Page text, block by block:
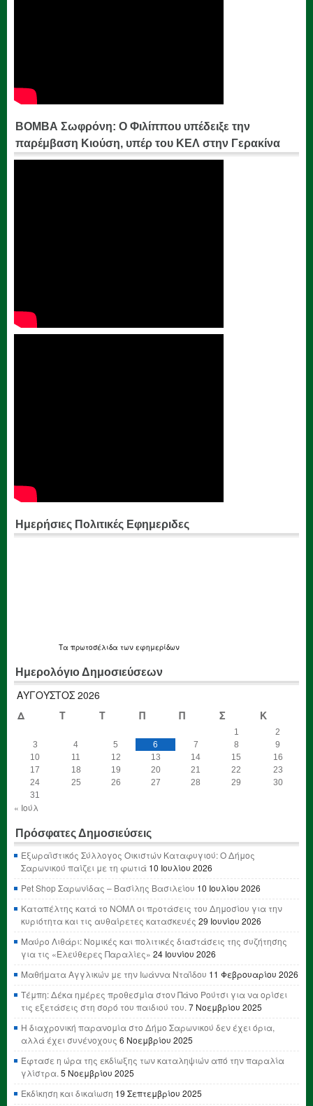
ΒΟΜΒΑ Σωφρόνη: Ο Φιλίππου υπέδειξε την
παρέμβαση Κιούση, υπέρ του ΚΕΛ στην Γερακίνα
Ημερήσιες Πολιτικές Εφημεριδες
Τα πρωτοσέλιδα των εφημερίδων
Ημερολόγιο Δημοσιεύσεων
ΑΎΓΟΥΣΤΟΣ 2026
Δ
Τ Τ Π Π Σ Κ
1
2
3
4 5 6 7 8
9
10
11 12 13 14 15
16
17
18 19 20 21 22
23
24
25 26 27 28 29
30
31
« Ιούλ
Πρόσφατες Δημοσιεύσεις
Εξωραϊστικός Σύλλογος Οικιστών Καταφυγιού: Ο Δήμος
Σαρωνικού παίζει με τη φωτιά 10 Ιουλίου 2026
Pet Shop Σαρωνίδας – Βασίλης Βασιλείου 10 Ιουλίου 2026
Καταπέλτης κατά το ΝΟΜΛ οι προτάσεις του Δημοσίου για την
κυριότητα και τις αυθαίρετες κατασκευές 29 Ιουνίου 2026
Μαύρο Λιθάρι: Νομικές και πολιτικές διαστάσεις της συζήτησης
για τις «Ελεύθερες Παραλίες» 24 Ιουνίου 2026
Μαθήματα Αγγλικών με την Ιωάννα Νταΐδου 11 Φεβρουαρίου 2026
Τέμπη: Δέκα ημέρες προθεσμία στον Πάνο Ρούτσι για να ορίσει
τις εξετάσεις στη σορό του παιδιού του. 7 Νοεμβρίου 2025
Η διαχρονική παρανομία στο Δήμο Σαρωνικού δεν έχει όρια,
αλλά έχει συνένοχους 6 Νοεμβρίου 2025
Έφτασε η ώρα της εκδίωξης των καταληψιών από την παραλία
γλίστρα. 5 Νοεμβρίου 2025
Εκδίκηση και δικαίωση 19 Σεπτεμβρίου 2025